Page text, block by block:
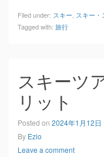
Filed under: スキー スキー・
Tagged with: 旅行
スキーツ
リット
Posted on 2024年1月12日
By Ezio
Leave a comment